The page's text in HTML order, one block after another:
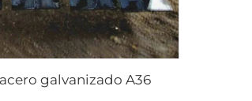
galvanizado A36